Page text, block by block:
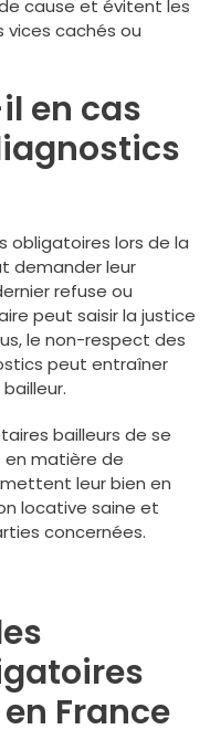
cause et évitent les
vices cachés ou
en cas
obligatoires lors de la
demander leur
refuse ou
peut saisir la justice
le non-respect des
peut entraîner
bailleurs de se
en matière de
leur bien en
locative saine et
concernées.
France